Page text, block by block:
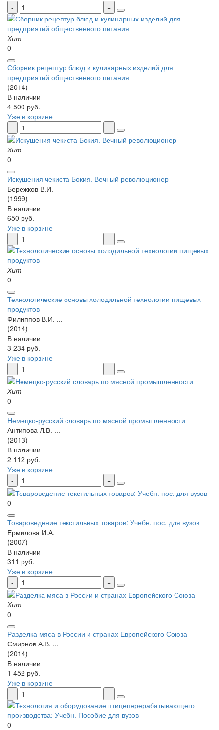
Хит
0
Сборник рецептур блюд и кулинарных изделий для
предприятий общественного питания
(2014)
В наличии
4 500 руб.
Уже в корзине
Хит
0
Искушения чекиста Бокия. Вечный революционер
Бережков В.И.
(1999)
В наличии
650 руб.
Уже в корзине
Хит
0
Технологические основы холодильной технологии пищевых
продуктов
Филиппов В.И. ...
(2014)
В наличии
3 234 руб.
Уже в корзине
Хит
0
Немецко-русский словарь по мясной промышленности
Антипова Л.В. ...
(2013)
В наличии
2 112 руб.
Уже в корзине
0
Товароведение текстильных товаров: Учебн. пос. для вузов
Ермилова И.А.
(2007)
В наличии
311 руб.
Уже в корзине
Хит
0
Разделка мяса в России и странах Европейского Союза
Смирнов А.В. ...
(2014)
В наличии
1 452 руб.
Уже в корзине
0